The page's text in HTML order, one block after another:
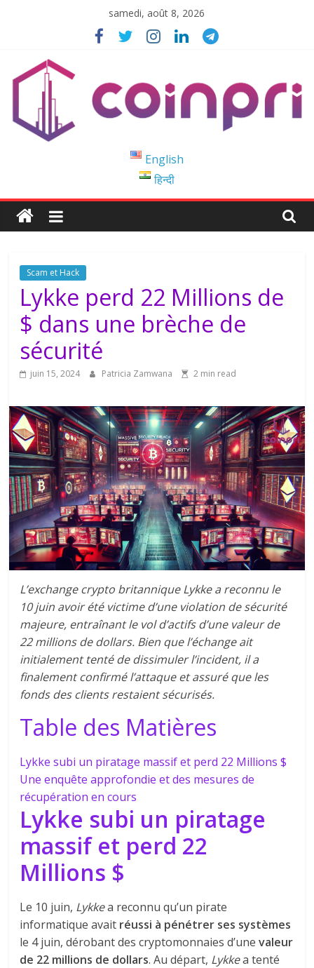
samedi, août 8, 2026
Blockchain
Easy
to
English
हिन्दी
Scam et Hack
Lykke perd 22 Millions de
$ dans une brèche de
sécurité
juin 15, 2024 Patricia Zamwana 2 min read
L’exchange crypto britannique Lykke a reconnu le
10 juin avoir été victime d’une violation de sécurité
majeure, entraînant le vol d’actifs d’une valeur de
22 millions de dollars. Bien que l’échange ait
initialement tenté de dissimuler l’incident, il a
finalement confirmé l’attaque et assuré que les
fonds des clients restaient sécurisés.
Table des Matières
Lykke subi un piratage massif et perd 22 Millions $
Une enquête approfondie et des mesures de
récupération en cours
Lykke subi un piratage
massif et perd 22
Millions $
Le 10 juin, Lykkea reconnu qu’un pirate
informatique avait réussi à pénétrer ses systèmes
le 4 juin, dérobant des cryptomonnaies d’unevaleur
de 22 millions de dollars. Au départ, Lykkea tenté